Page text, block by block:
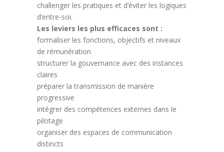
challenger les pratiques et d’éviter les logiques
d’entre-soi.
Les leviers les plus efficaces sont :
formaliser les fonctions, objectifs et niveaux
de rémunération
structurer la gouvernance avec des instances
claires
préparer la transmission de manière
progressive
intégrer des compétences externes dans le
pilotage
organiser des espaces de communication
distincts